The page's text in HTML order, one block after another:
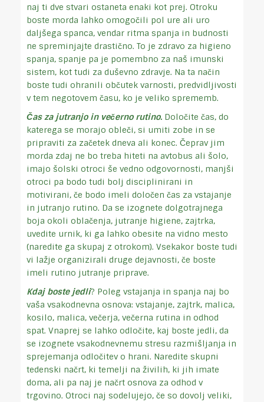
naj ti dve stvari ostaneta enaki kot prej. Otroku
boste morda lahko omogočili pol ure ali uro
daljšega spanca, vendar ritma spanja in budnosti
ne spreminjajte drastično. To je zdravo za higieno
spanja, spanje pa je pomembno za naš imunski
sistem, kot tudi za duševno zdravje. Na ta način
boste tudi ohranili občutek varnosti, predvidljivosti
v tem negotovem času, ko je veliko sprememb.
Čas za jutranjo in večerno rutino. Določite čas, do
katerega se morajo obleči, si umiti zobe in se
pripraviti za začetek dneva ali konec. Čeprav jim
morda zdaj ne bo treba hiteti na avtobus ali šolo,
imajo šolski otroci še vedno odgovornosti, manjši
otroci pa bodo tudi bolj disciplinirani in
motivirani, če bodo imeli določen čas za vstajanje
in jutranjo rutino. Da se izognete dolgotrajnega
boja okoli oblačenja, jutranje higiene, zajtrka,
uvedite urnik, ki ga lahko obesite na vidno mesto
(naredite ga skupaj z otrokom). Vsekakor boste tudi
vi lažje organizirali druge dejavnosti, če boste
imeli rutino jutranje priprave.
Kdaj boste jedli? Poleg vstajanja in spanja naj bo
vaša vsakodnevna osnova: vstajanje, zajtrk, malica,
kosilo, malica, večerja, večerna rutina in odhod
spat. Vnaprej se lahko odločite, kaj boste jedli, da
se izognete vsakodnevnemu stresu razmišljanja in
sprejemanja odločitev o hrani. Naredite skupni
tedenski načrt, ki temelji na živilih, ki jih imate
doma, ali pa naj je načrt osnova za odhod v
trgovino. Otroci naj sodelujejo, če so dovolj veliki,